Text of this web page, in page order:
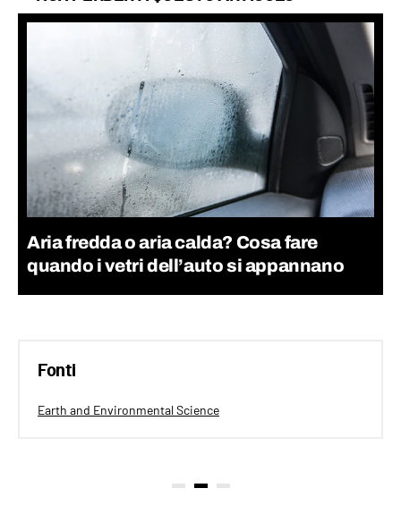
Aria fredda o aria calda? Cosa fare
quando i vetri dell’auto si appannano
Fonti
Earth and Environmental Science